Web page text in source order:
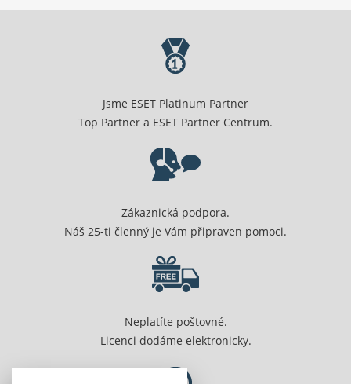
Jsme ESET Platinum Partner
Top Partner a ESET Partner Centrum.
Zákaznická podpora.
Náš 25-ti členný je Vám připraven pomoci.
Neplatíte poštovné.
Licenci dodáme elektronicky.